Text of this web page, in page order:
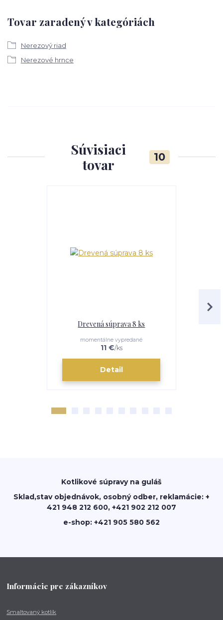
Tovar zaradený v kategóriách
Nerezový riad
Nerezové hrnce
Súvisiaci
tovar
10
Drevená súprava 8 ks
11 €/ks
momentálne vypredané
Detail
Kotlikové súpravy na guláš
Sklad,stav objednávok, osobný odber, reklamácie: +
421 948 212 600, +421 902 212 007
e-shop: +421 905 580 562
Informácie pre zákazníkov
Smaltovaný kotlík